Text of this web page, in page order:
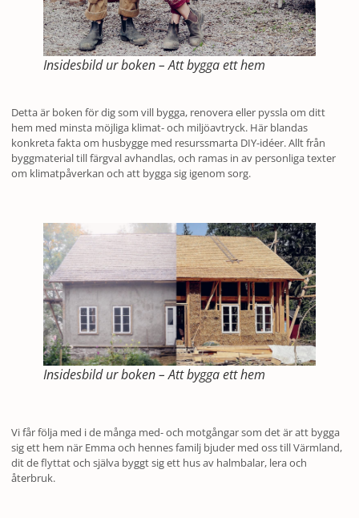
Insidesbild ur boken – Att bygga ett hem
Detta är boken för dig som vill bygga, renovera eller pyssla om ditt
hem med minsta möjliga klimat- och miljöavtryck. Här blandas
konkreta fakta om husbygge med resurssmarta DIY-idéer. Allt från
byggmaterial till färgval avhandlas, och ramas in av personliga texter
om klimatpåverkan och att bygga sig igenom sorg.
Insidesbild ur boken – Att bygga ett hem
Vi får följa med i de många med- och motgångar som det är att bygga
sig ett hem när Emma och hennes familj bjuder med oss till Värmland,
dit de flyttat och själva byggt sig ett hus av halmbalar, lera och
återbruk.